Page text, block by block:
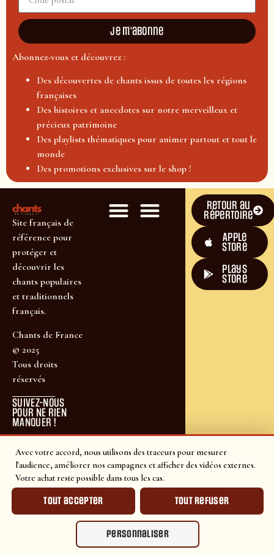
Avec votre accord, nous utilisons des traceurs pour mesurer
l'audience, améliorer nos campagnes et afficher des vidéos externes.
Votre achat reste possible dans tous les cas.
Tout accepter Tout refuser
Personnaliser
Je m'abonne
Abonnez-vous et découvrez :
Des découvertes de chants issus de toutes les régions
françaises
Des histoires et anecdotes sur notre merveilleux et
précieux patrimoine
Des playlists thématiques pour animer partout et tout le
monde
Des promotions exclusives sur le shop !
Site français de
référence pour
protéger et
découvrir les
chants populaires
et traditionnels
français.
Chants de France
© 2025
Tous droits
réservés
SUIVEZ-NOUS
POUR NE RIEN
MANQUER !
Retour au
répertoire
Apple
Store
plays
store